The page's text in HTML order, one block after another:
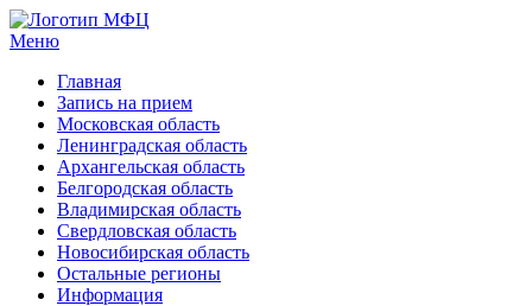
Меню
Главная
Запись на прием
Московская область
Ленинградская область
Архангельская область
Белгородская область
Владимирская область
Свердловская область
Новосибирская область
Остальные регионы
Информация